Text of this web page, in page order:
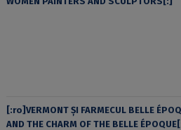
[:ro]VERMONT ȘI FARMECUL BELLE
AND THE CHARM OF THE BELLE